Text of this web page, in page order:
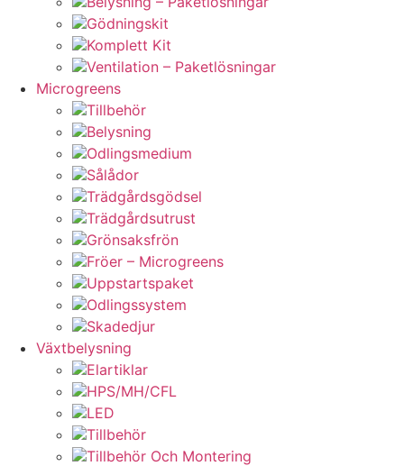
Gödningskit
Komplett Kit
Ventilation – Paketlösningar
Microgreens
Tillbehör
Belysning
Odlingsmedium
Sålådor
Trädgårdsgödsel
Trädgårdsutrust
Grönsaksfrön
Fröer – Microgreens
Uppstartspaket
Odlingssystem
Skadedjur
Växtbelysning
Elartiklar
HPS/MH/CFL
LED
Tillbehör
Tillbehör Och Montering